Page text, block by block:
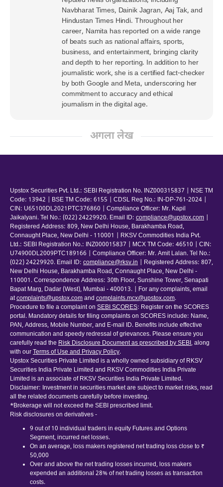
Navbharat Times, Dainik Jagran, Aaj Tak, and
Hindustan Times Hindi. Throughout her
career, Namita has reported on a wide range
of beats such as national affairs, sports,
business, and entertainment, bringing clarity
and depth to her reporting. In addition to her
journalistic work, she is a certified fact-checker
by both Google and Meta, underscoring her
commitment to accuracy and ethical
journalism in the digital age.
अगला लेख
Upstox Securities Pvt. Ltd.: SEBI Registration No. INZ000315837 | NSE TM
Code: 13942 | BSE TM Code: 6155 | CDSL Reg No.: IN-DP-761-2024 |
CIN: U65100DL2021PTC376860 | Compliance Officer: Mr. Kapil
Jaikalyani. Tel No.: (022) 24229920. Email ID: compliance@upstox.com
Registered Address: 809, New Delhi House, Barakhamba Road,
Connaught Place, New Delhi - 110001 | RKSV Commodities India Pvt.
Ltd.: SEBI Registration No.: INZ000015837 | MCX TM Code: 46510 | CIN:
U74900DL2009PTC189166 | Compliance Officer: Mr. Amit Lalan. Tel No.:
(022) 24229920. Email ID: compliance@rksv.in
| Registered Address: 807,
New Delhi House, Barakhamba Road, Connaught Place, New Delhi -
110001. Correspondence Address: 30th Floor, Sunshine Tower, Senapati
Bapat Marg, Dadar (West), Mumbai - 400013. | For any complaints, email
atcomplaints@upstox.comand complaints.mcx@upstox.com.
Procedure to file a complaint on SEBI SCORES: Register on the SCORES
portal. Mandatory details for filing complaints on SCORES include: Name,
PAN, Address, Mobile Number, and E-mail ID. Benefits include effective
communication and speedy redressal of grievances. Please ensure you
carefully read the Risk Disclosure Document as prescribed by SEBI, along
with ourTerms of Use and Privacy Policy.
Upstox Securities Private Limited is a wholly owned subsidiary of RKSV
Securities India Private Limited and RKSV Commodities India Private
Limited is an associate of RKSV Securities India Private Limited.
Disclaimer: Investment in securities market are subject to market risks, read
all the related documents carefully before investing.
*Brokerage will not exceed the SEBI prescribed limit.
Risk disclosures on derivatives -
9 out of 10 individual traders in equity Futures and Options
Segment, incurred net losses.
On an average, loss makers registered net trading loss close to ₹
50,000
Over and above the net trading losses incurred, loss makers
expended an additional 28% of net trading losses as transaction
costs.